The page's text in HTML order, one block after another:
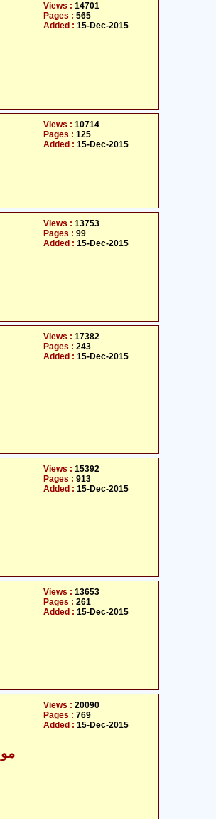
Views : 14701
Pages : 565
Added : 15-Dec-2015
Views : 10714
Pages : 125
Added : 15-Dec-2015
Views : 13753
Pages : 99
Added : 15-Dec-2015
Views : 17382
Pages : 243
Added : 15-Dec-2015
Views : 15392
Pages : 913
Added : 15-Dec-2015
Views : 13653
Pages : 261
Added : 15-Dec-2015
Views : 20090
Pages : 769
Added : 15-Dec-2015